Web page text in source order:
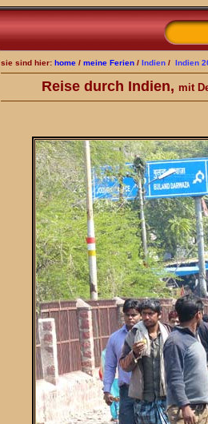
sie sind hier: home / meine Ferien / Indien / Indien
Reise durch Indien, mit